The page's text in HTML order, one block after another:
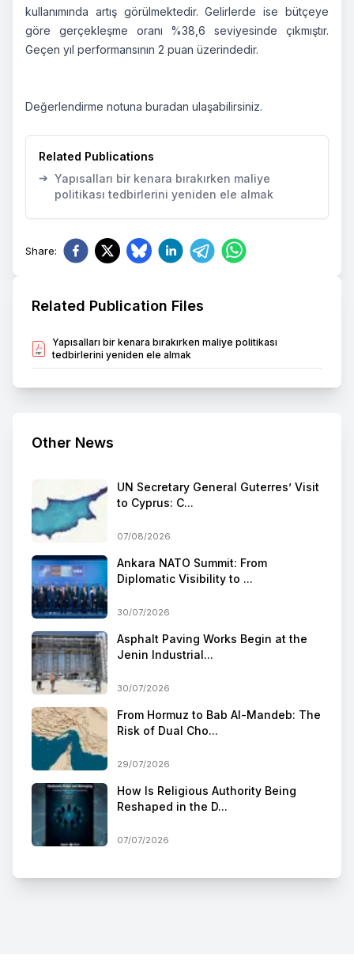
Related Publication Files
Yapısalları bir kenara bırakırken maliye politikası
tedbirlerini yeniden ele almak
Other News
UN Secretary General Guterres’ Visit
to Cyprus: C...
07/08/2026
Ankara NATO Summit: From
Diplomatic Visibility to ...
30/07/2026
Asphalt Paving Works Begin at the
Jenin Industrial...
30/07/2026
From Hormuz to Bab Al-Mandeb: The
Risk of Dual Cho...
29/07/2026
How Is Religious Authority Being
Reshaped in the D...
07/07/2026
kullanımında artış görülmektedir. Gelirlerde ise bütçeye
göre gerçekleşme oranı %38,6 seviyesinde çıkmıştır.
Geçen yıl performansının 2 puan üzerindedir.
Değerlendirme notuna buradan ulaşabilirsiniz.
Related Publications
➔ Yapısalları bir kenara bırakırken maliye
politikası tedbirlerini yeniden ele almak
Share: